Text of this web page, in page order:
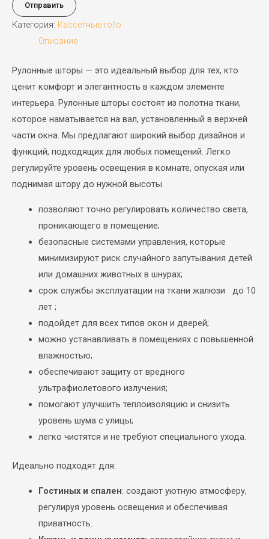
Отправить
Категория: Кассетные rollo
Описание
Рулонные шторы — это идеальный выбор для тех, кто
ценит комфорт и элегантность в каждом элементе
интерьера. Рулонные шторы состоят из полотна ткани,
которое наматывается на вал, установленный в верхней
части окна. Мы предлагают широкий выбор дизайнов и
функций, подходящих для любых помещений. Легко
регулируйте уровень освещения в комнате, опуская или
поднимая штору до нужной высоты.
позволяют точно регулировать количество света,
проникающего в помещение;
безопасные системами управления, которые
минимизируют риск случайного запутывания детей
или домашних животных в шнурах;
срок службы эксплуатации на ткани жалюзи до 10
лет ;
подойдет для всех типов окон и дверей;
можно устанавливать в помещениях с повышенной
влажностью;
обеспечивают защиту от вредного
ультрафиолетового излучения;
помогают улучшить теплоизоляцию и снизить
уровень шума с улицы;
легко чистятся и не требуют специального ухода.
Идеально подходят для:
Гостиных и спален: создают уютную атмосферу,
регулируя уровень освещения и обеспечивая
приватность.